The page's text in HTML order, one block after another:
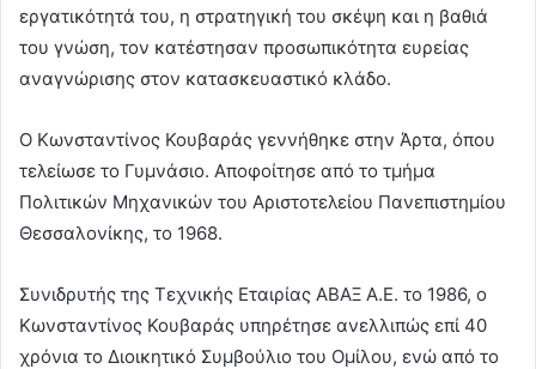
εργατικότητά του, η στρατηγική του σκέψη και η βαθιά
του γνώση, τον κατέστησαν προσωπικότητα ευρείας
αναγνώρισης στον κατασκευαστικό κλάδο.
Ο Κωνσταντίνος Κουβαράς γεννήθηκε στην Άρτα, όπου
τελείωσε το Γυμνάσιο. Αποφοίτησε από το τμήμα
Πολιτικών Μηχανικών του Αριστοτελείου Πανεπιστημίου
Θεσσαλονίκης, το 1968.
Συνιδρυτής της Τεχνικής Εταιρίας ΑΒΑΞ Α.Ε. το 1986, ο
Κωνσταντίνος Κουβαράς υπηρέτησε ανελλιπώς επί 40
χρόνια το Διοικητικό Συμβούλιο του Ομίλου, ενώ από το